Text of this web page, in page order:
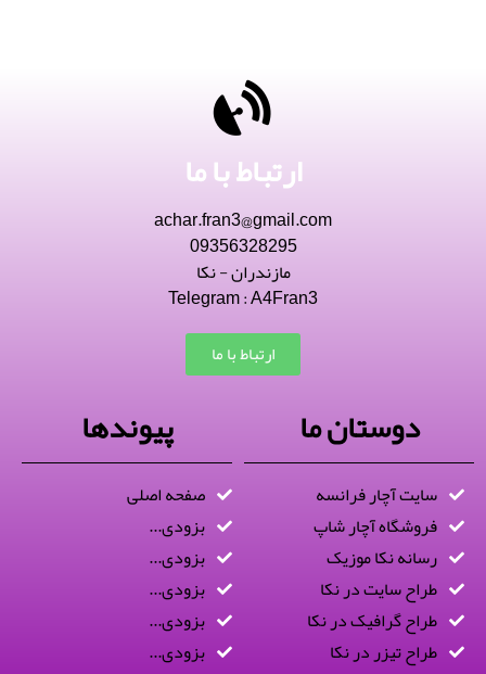
ارتباط با ما
achar.fran3@gmail.com
09356328295
مازندران - نکا
Telegram : A4Fran3
ارتباط با ما
دوستان ما
سایت آچار فرانسه
فروشگاه آچار شاپ
رسانه نکا موزیک
طراح سایت در نکا
طراح گرافیک در نکا
طراح تیزر در نکا
پیوندها
صفحه اصلی
بزودی...
بزودی...
بزودی...
بزودی...
بزودی...